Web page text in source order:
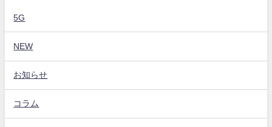
5G
NEW
お知らせ
コラム